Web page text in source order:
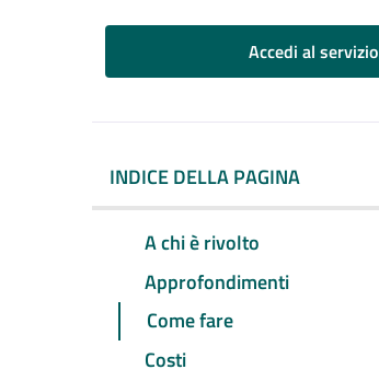
Accedi al servizio
INDICE DELLA PAGINA
A chi è rivolto
Approfondimenti
Come fare
Costi